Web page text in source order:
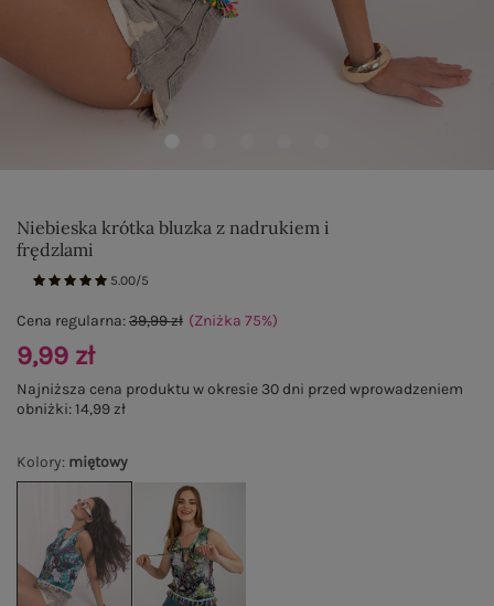
Niebieska krótka bluzka z nadrukiem i
frędzlami
5.00/5
Kolory: miętowy
Cena regularna:39,99 zł (Zniżka 75%)
9,99 zł
Najniższa cena produktu w okresie 30 dni przed wprowadzeniem
obniżki:14,99 zł